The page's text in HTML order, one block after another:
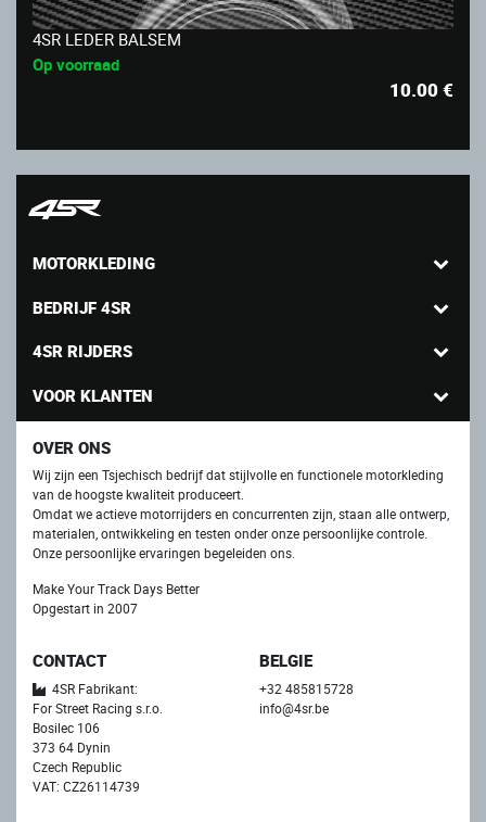
4SR LEDER BALSEM
Op voorraad
10.00€
MOTORKLEDING
BEDRIJF 4SR
4SR RIJDERS
VOOR KLANTEN
OVER ONS
Wij zijn een Tsjechisch bedrijf dat stijlvolle en functionele motorkleding
van de hoogste kwaliteit produceert.
Omdat we actieve motorrijders en concurrenten zijn, staan ​​alle ontwerp,
materialen, ontwikkeling en testen onder onze persoonlijke controle.
Onze persoonlijke ervaringen begeleiden ons.
Make Your Track Days Better
Opgestart in 2007
CONTACT
4SR Fabrikant:
For Street Racing s.r.o.
Bosilec 106
373 64 Dynin
Czech Republic
VAT: CZ26114739
BELGIE
+32 485815728
info@4sr.be